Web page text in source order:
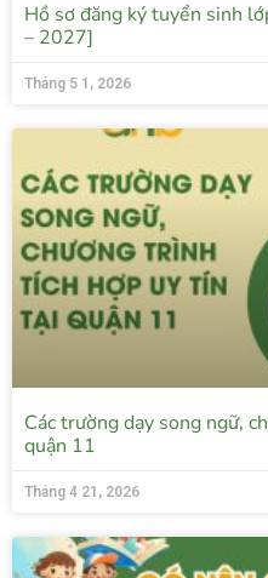
Hồ sơ đăng ký tuyển sinh
– 2027]
Tháng 5 1, 2026
Các trường dạy song ngữ,
quận 11
Tháng 4 21, 2026